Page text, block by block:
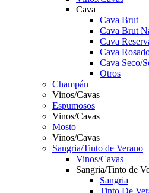
Cava
Cava Brut
Cava Brut
Cava
Cava
Cava Seco/
Otros
Champán
Vinos/Cavas
Espumosos
Vinos/Cavas
Mosto
Vinos/Cavas
Sangria/Tinto de Verano
Vinos/Cavas
Sangria/Tinto de
Sangria
Tinto De